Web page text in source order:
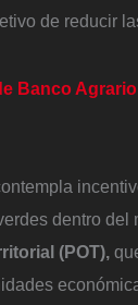
de reducir
Banco
dentro del
(POT),